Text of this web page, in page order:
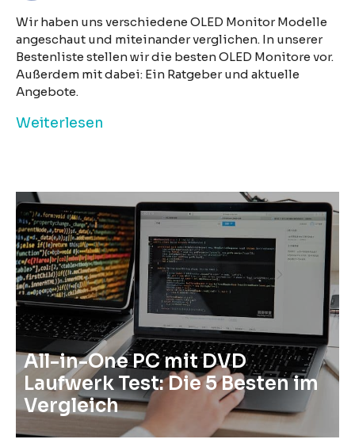
Wir haben uns verschiedene OLED Monitor Modelle
angeschaut und miteinander verglichen. In unserer
Bestenliste stellen wir die besten OLED Monitore vor.
Außerdem mit dabei: Ein Ratgeber und aktuelle
Angebote.
Weiterlesen
All-in-One PC mit DVD
Laufwerk Test: Die 5 Besten im
Vergleich